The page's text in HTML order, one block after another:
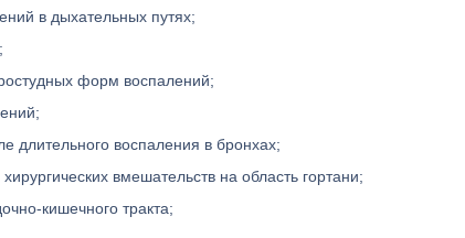
в дыхательных путях;
форм воспалений;
длительного воспаления в бронхах;
вмешательств на область гортани;
кишечного тракта;